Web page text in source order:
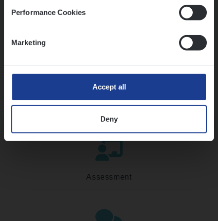
Performance Cookies
Marketing
Accept all
Deny
Kennismaking met HR
Assessment